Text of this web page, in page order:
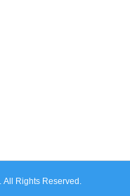
All Rights Reserved.